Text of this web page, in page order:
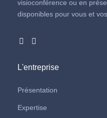
visioconférence ou en
disponibles pour vous et
L'entreprise
Présentation
Expertise